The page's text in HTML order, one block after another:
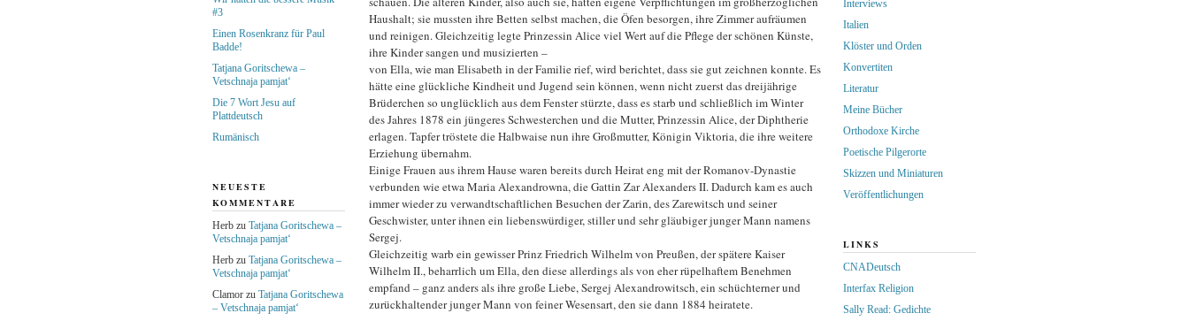
Haushalt; sie mussten ihre Betten selbst machen, die Öfen besorgen, ihre Zimmer aufräumen
und reinigen. Gleichzeitig legte Prinzessin Alice viel Wert auf die Pflege der schönen Künste,
ihre Kinder sangen und musizierten –
von Ella, wie man Elisabeth in der Familie rief, wird berichtet, dass sie gut zeichnen konnte. Es
hätte eine glückliche Kindheit und Jugend sein können, wenn nicht zuerst das dreijährige
Brüderchen so unglücklich aus dem Fenster stürzte, dass es starb und schließlich im Winter
des Jahres 1878 ein jüngeres Schwesterchen und die Mutter, Prinzessin Alice, der Diphtherie
erlagen. Tapfer tröstete die Halbwaise nun ihre Großmutter, Königin Viktoria, die ihre weitere
Erziehung übernahm.
Einige Frauen aus ihrem Hause waren bereits durch Heirat eng mit der Romanov-Dynastie
verbunden wie etwa Maria Alexandrowna, die Gattin Zar Alexanders II. Dadurch kam es auch
immer wieder zu verwandtschaftlichen Besuchen der Zarin, des Zarewitsch und seiner
Geschwister, unter ihnen ein liebenswürdiger, stiller und sehr gläubiger junger Mann namens
Sergej.
Gleichzeitig warb ein gewisser Prinz Friedrich Wilhelm von Preußen, der spätere Kaiser
Wilhelm II., beharrlich um Ella, den diese allerdings als von eher rüpelhaftem Benehmen
empfand – ganz anders als ihre große Liebe, Sergej Alexandrowitsch, ein schüchterner und
zurückhaltender junger Mann von feiner Wesensart, den sie dann 1884 heiratete.
#3
Einen Rosenkranz für Paul
Badde!
Tatjana Goritschewa –
Vetschnaja pamjat‘
Die 7 Wort Jesu auf
Plattdeutsch
Rumänisch
NEUESTE
KOMMENTARE
Herbzu Tatjana Goritschewa –
Vetschnaja pamjat‘
Herbzu Tatjana Goritschewa –
Vetschnaja pamjat‘
Clamorzu Tatjana Goritschewa
– Vetschnaja pamjat‘
Interviews
Italien
Klöster und Orden
Konvertiten
Literatur
Meine Bücher
Orthodoxe Kirche
Poetische Pilgerorte
Skizzen und Miniaturen
Veröffentlichungen
LINKS
CNADeutsch
Interfax Religion
Sally Read: Gedichte